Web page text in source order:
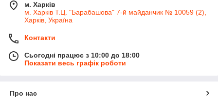
м. Харків
м. Харків Т.Ц. "Барабашова" 7-й майданчик № 10059 (2),
Харків, Україна
Контакти
Сьогодні працює з 10:00 до 18:00
Показати весь графік роботи
Про нас